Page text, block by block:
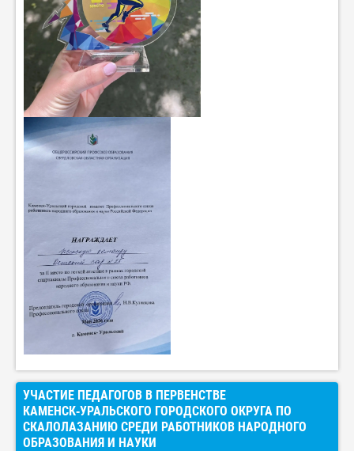
УЧАСТИЕ ПЕДАГОГОВ В ПЕРВЕНСТВЕ
КАМЕНСК‑УРАЛЬСКОГО ГОРОДСКОГО ОКРУГА ПО
СКАЛОЛАЗАНИЮ СРЕДИ РАБОТНИКОВ НАРОДНОГО
ОБРАЗОВАНИЯ И НАУКИ